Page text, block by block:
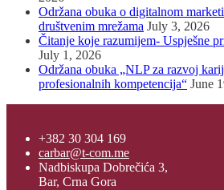
Održana obuka o digitalnom
društvenim mrežama July 3, 2026
Čitanje koje razumijem- Uspješne
July 1, 2026
Održana obuka „NLP za razvoj
profesionalnih kompetencija“ June
+382 30 304 169
carbar@t-com.me
Nadbiskupa Dobrečića 3,
Bar, Crna Gora